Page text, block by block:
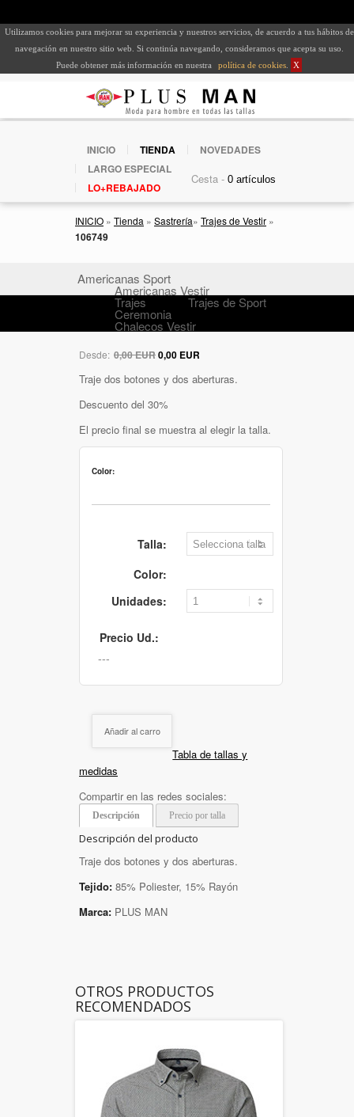
Utilizamos cookies para mejorar su experiencia y nuestros servicios, de acuerdo a tus hábitos de
navegación en nuestro sitio web. Si continúa navegando, consideramos que acepta su uso.
Puede obtener más información en nuestra
política de cookies X
INICIO TIENDA
NOVEDADES
LARGO ESPECIAL
LO+REBAJADO
Cesta -
INICIO » Tienda » Sastrería» Trajes de Vestir »
106749
Americanas Sport
Americanas Vestir
Trajes Trajes de Sport
Ceremonia
Chalecos Vestir
Desde: 0,00 EUR0,00 EUR
Traje dos botones y dos aberturas.
Descuento del 30%
El precio final se muestra al elegir la talla.
Color:
Talla:
Color:
Unidades:
Precio Ud.:
Añadir al carro
Tabla de tallas y
medidas
Compartir en las redes sociales:
Descripción Precio por talla
Descripción del producto
Traje dos botones y dos aberturas.
Tejido: 85% Poliester, 15% Rayón
Marca: PLUS MAN
OTROS PRODUCTOS
RECOMENDADOS